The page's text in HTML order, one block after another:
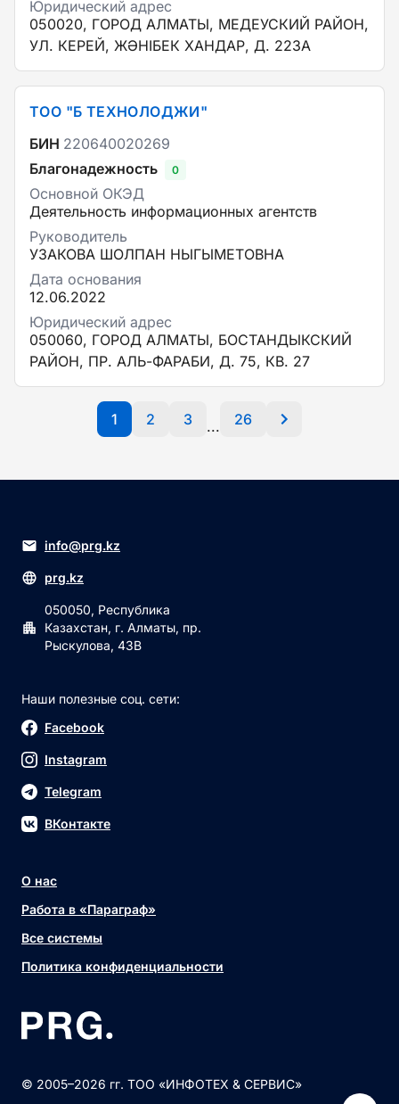
Юридический адрес
050020, ГОРОД АЛМАТЫ, МЕДЕУСКИЙ РАЙОН,
УЛ. КЕРЕЙ, ЖӘНІБЕК ХАНДАР, Д. 223А
ТОО "Б ТЕХНОЛОДЖИ"
БИН 220640020269
Благонадежность
0
Основной ОКЭД
Деятельность информационных агентств
Руководитель
УЗАКОВА ШОЛПАН НЫГЫМЕТОВНА
Дата основания
12.06.2022
Юридический адрес
050060, ГОРОД АЛМАТЫ, БОСТАНДЫКСКИЙ
РАЙОН, ПР. АЛЬ-ФАРАБИ, Д. 75, КВ. 27
1 2 3 ... 26
info@prg.kz
prg.kz
050050, Республика
Казахстан, г. Алматы, пр.
Рыскулова, 43В
Наши полезные соц. сети:
Facebook
Instagram
Telegram
ВКонтакте
О нас
Работа в «Параграф»
Все системы
Политика конфиденциальности
© 2005–2026 гг. ТОО «ИНФОТЕХ & СЕРВИС»